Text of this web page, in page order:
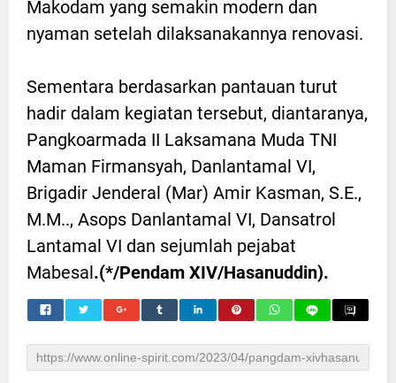
Makodam yang semakin modern dan
nyaman setelah dilaksanakannya renovasi.
Sementara berdasarkan pantauan turut
hadir dalam kegiatan tersebut, diantaranya,
Pangkoarmada II Laksamana Muda TNI
Maman Firmansyah, Danlantamal VI,
Brigadir Jenderal (Mar) Amir Kasman, S.E.,
M.M.., Asops Danlantamal VI, Dansatrol
Lantamal VI dan sejumlah pejabat
Mabesal.(*/Pendam XIV/Hasanuddin).